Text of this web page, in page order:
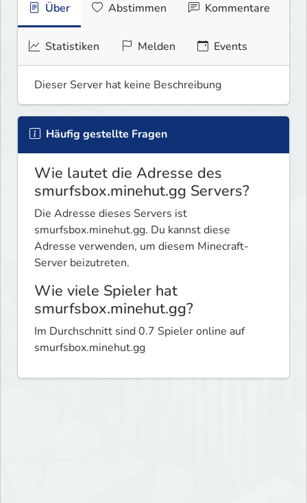
Über Abstimmen Kommentare
Statistiken Melden Events
Dieser Server hat keine Beschreibung
Häufig gestellte Fragen
Wie lautet die Adresse des
smurfsbox.minehut.gg Servers?
Die Adresse dieses Servers ist
smurfsbox.minehut.gg. Du kannst diese
Adresse verwenden, um diesem Minecraft-
Server beizutreten.
Wie viele Spieler hat
smurfsbox.minehut.gg?
Im Durchschnitt sind 0.7 Spieler online auf
smurfsbox.minehut.gg